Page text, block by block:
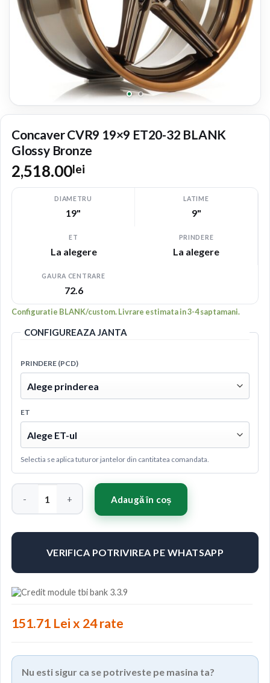
Concaver CVR9 19×9 ET20-32 BLANK
Glossy Bronze
2,518.00lei
DIAMETRU
19"
LATIME
9"
ET
La alegere
PRINDERE
La alegere
GAURA CENTRARE
72.6
Configuratie BLANK/custom. Livrare estimata in 3-4 saptamani.
CONFIGUREAZA JANTA
PRINDERE (PCD)
ET
Selectia se aplica tuturor jantelor din cantitatea comandata.
Cantitate Concaver CVR9 19x9 ET20-32 BLANK Glossy Bronze
Adaugă în coș
VERIFICA POTRIVIREA PE WHATSAPP
151.71 Lei x 24 rate
Nu esti sigur ca se potriveste pe masina ta?